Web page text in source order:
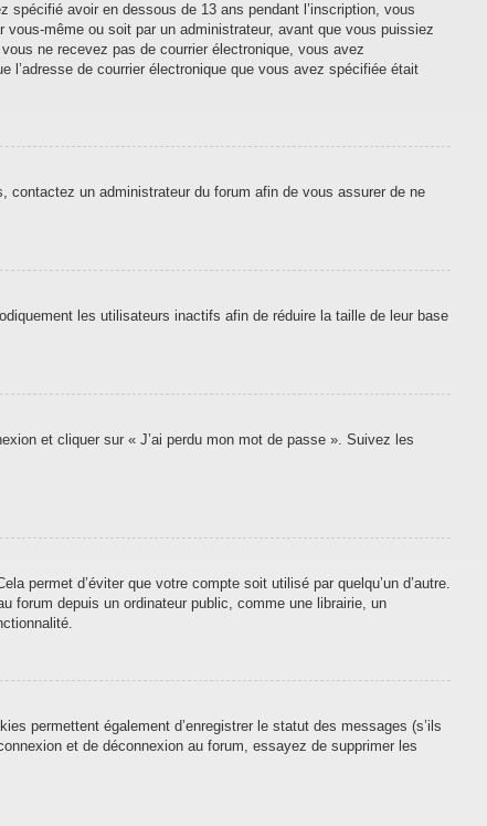
avoir en dessous de 13 ans pendant l’inscription, vous
même ou soit par un administrateur, avant que vous puissiez
ne recevez pas de courrier électronique, vous avez
l’adresse de courrier électronique que vous avez spécifiée était
un administrateur du forum afin de vous assurer de ne
les utilisateurs inactifs afin de réduire la taille de leur base
et cliquer sur « J’ai perdu mon mot de passe ». Suivez les
permet d’éviter que votre compte soit utilisé par quelqu’un d’autre.
forum depuis un ordinateur public, comme une librairie, un
permettent également d’enregistrer le statut des messages (s’ils
et de déconnexion au forum, essayez de supprimer les